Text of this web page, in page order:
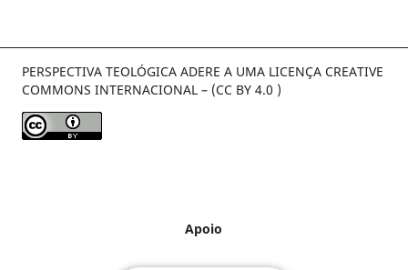
PERSPECTIVA TEOLÓGICA ADERE A UMA LICENÇA CREATIVE
COMMONS INTERNACIONAL – (CC BY 4.0 )
Apoio